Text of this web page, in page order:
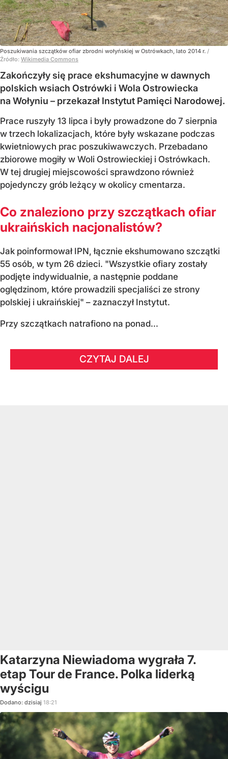
Poszukiwania szczątków ofiar zbrodni wołyńskiej w Ostrówkach, lato 2014 r. /
Źródło: Wikimedia Commons
Zakończyły się prace ekshumacyjne w dawnych
polskich wsiach Ostrówki i Wola Ostrowiecka
na Wołyniu – przekazał Instytut Pamięci Narodowej.
Prace ruszyły 13 lipca i były prowadzone do 7 sierpnia
w trzech lokalizacjach, które były wskazane podczas
kwietniowych prac poszukiwawczych. Przebadano
zbiorowe mogiły w Woli Ostrowieckiej i Ostrówkach.
W tej drugiej miejscowości sprawdzono również
pojedynczy grób leżący w okolicy cmentarza.
Co znaleziono przy szczątkach ofiar
ukraińskich nacjonalistów?
Jak poinformował IPN, łącznie ekshumowano szczątki
55 osób, w tym 26 dzieci. "Wszystkie ofiary zostały
podjęte indywidualnie, a następnie poddane
oględzinom, które prowadzili specjaliści ze strony
polskiej i ukraińskiej" – zaznaczył Instytut.
Przy szczątkach natrafiono na ponad...
CZYTAJ DALEJ
Katarzyna Niewiadoma wygrała 7.
etap Tour de France. Polka liderką
wyścigu
Dodano: dzisiaj 18:21